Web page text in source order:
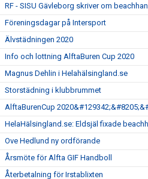
RF - SISU Gävleborg skriver om
Föreningsdagar på Intersport
Älvstädningen 2020
Info och lottning AlftaBuren Cup 2020
Magnus Dehlin i Helahälsingland.se
Storstädning i klubbrummet
AlftaBurenCup
HelaHälsingland.se: Eldsjäl fixade
Ove Hedlund ny ordförande
Årsmöte för Alfta GIF Handboll
Återbetalning för Irstablixten